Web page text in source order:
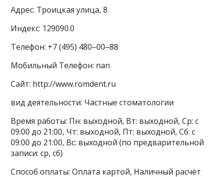
Адрес: Троицкая улица, 8
Индекс: 129090.0
Телефон: +7 (495) 480‒00‒88
Мобильный Телефон: nan
Сайт: http://www.romdent.ru
вид деятельности: Частные стоматологии
Время работы: Пн: выходной, Вт: выходной, Ср: с
09:00 до 21:00, Чт: выходной, Пт: выходной, Сб: с
09:00 до 21:00, Вс: выходной (по предварительной
записи: ср, сб)
Способ оплаты: Оплата картой, Наличный расчёт